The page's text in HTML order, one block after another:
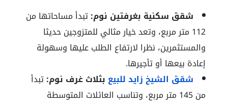
شقق سكنية بغرفتين نوم:تبدأ مساحاتها من
112 متر مربع، وتعد خيار مثالي للمتزوجين حديثا
والمستثمرين، نظرا لارتفاع الطلب عليها وسهولة
إعادة بيعها أو تأجيرها.
شقق الشيخ زايد للبيع بثلاث غرف نوم:تبدأ
من 145 متر مربع، وتناسب العائلات المتوسطة